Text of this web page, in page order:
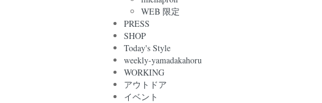
WEB 限定
PRESS
SHOP
Today's Style
weekly-yamadakahoru
WORKING
アウトドア
イベント